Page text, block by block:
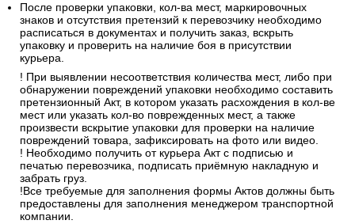
После проверки упаковки, кол-ва мест, маркировочных
знаков и отсутствия претензий к перевозчику необходимо
расписаться в документах и получить заказ, вскрыть
упаковку и проверить на наличие боя в присутствии
курьера.
! При выявлении несоответствия количества мест, либо при
обнаружении повреждений упаковки необходимо составить
претензионный Акт, в котором указать расхождения в кол-ве
мест или указать кол-во поврежденных мест, а также
произвести вскрытие упаковки для проверки на наличие
повреждений товара, зафиксировать на фото или видео.
! Необходимо получить от курьера Акт с подписью и
печатью перевозчика, подписать приёмную накладную и
забрать груз.
!Все требуемые для заполнения формы Актов должны быть
предоставлены для заполнения менеджером транспортной
компании.